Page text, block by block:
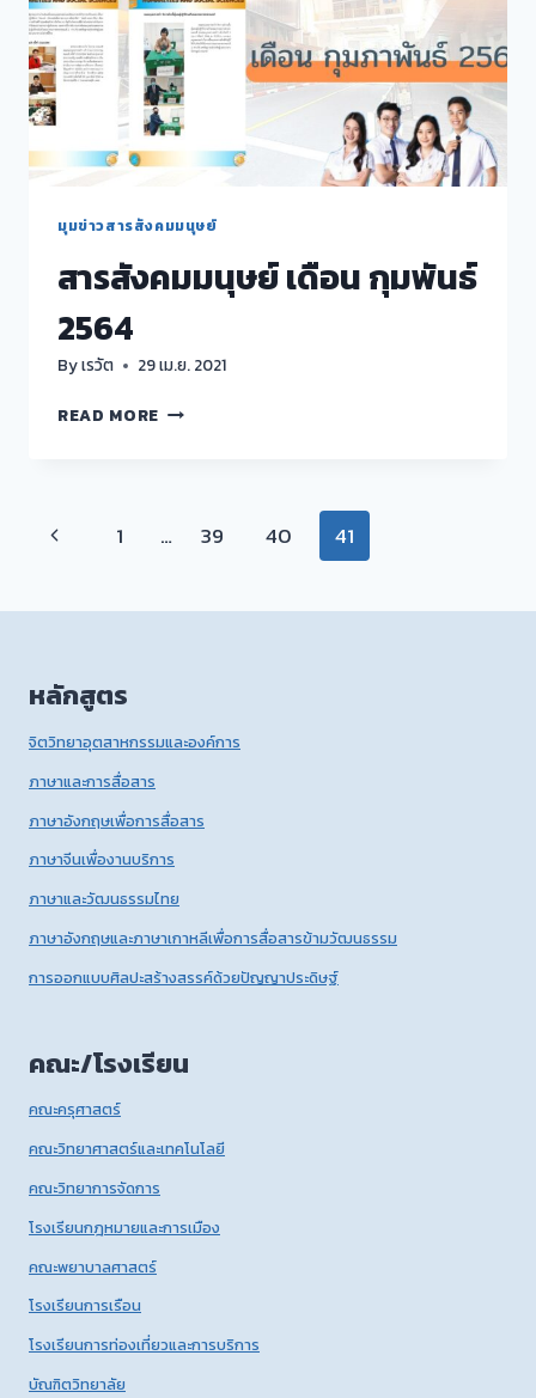
มุมข่าวสารสังคมมนุษย์
สารสังคมมนุษย์ เดือน กุมพันธ์
2564
Byเรวัต 29 เม.ย. 2021
READ MORE สาร
พันธ์
Page
Previous1 … 39 40 41
หลักสูตร
จิตวิทยาอุตสาหกรรมและองค์การ
ภาษาและการสื่อสาร
ภาษาอังกฤษเพื่อการสื่อสาร
ภาษาจีนเพื่องานบริการ
ภาษาและวัฒนธรรมไทย
ภาษาอังกฤษและภาษาเกาหลีเพื่อการสื่อสารข้ามวัฒนธรรม
การออกแบบศิลปะสร้างสรรค์ด้วยปัญญาประดิษฐ์
คณะ/โรงเรียน
คณะครุศาสตร์
คณะวิทยาศาสตร์และเทคโนโลยี
คณะวิทยาการจัดการ
โรงเรียนกฎหมายและการเมือง
คณะพยาบาลศาสตร์
โรงเรียนการเรือน
โรงเรียนการท่องเที่ยวและการบริการ
บัณฑิตวิทยาลัย